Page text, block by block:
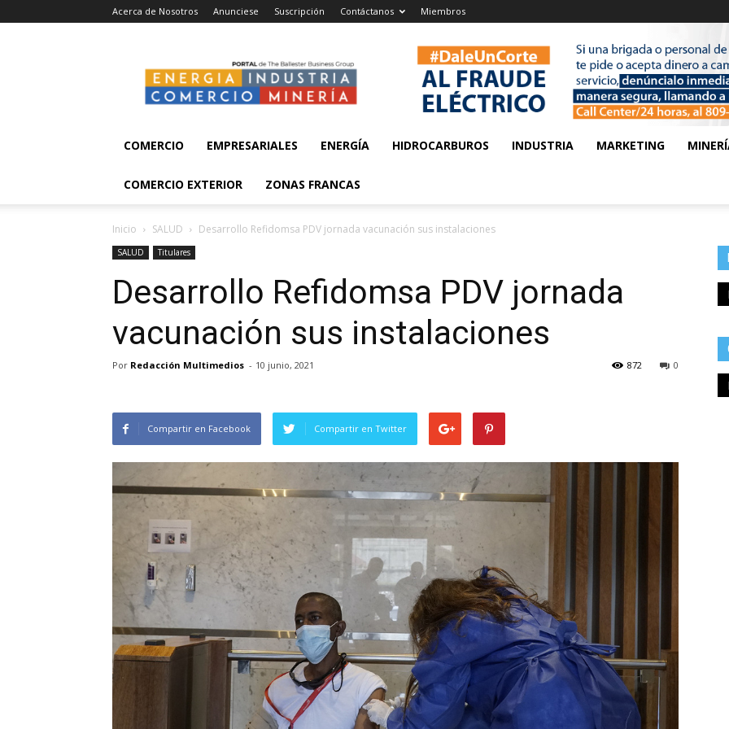
Acerca de Nosotros Anunciese Suscripción Contáctanos Miembros
Industria,
Comercio
y
COMERCIO
EMPRESARIALES ENERGÍA HIDROCARBUROS INDUSTRIA MARKETING
COMERCIO EXTERIOR ZONAS FRANCAS
Inicio SALUD Desarrollo Refidomsa PDV jornada vacunación sus instalaciones
SALUD Titulares
Desarrollo Refidomsa PDV jornada
vacunación sus instalaciones
Por Redacción Multimedios - 10 junio, 2021 0
872
Compartir en Facebook Compartir en Twitter